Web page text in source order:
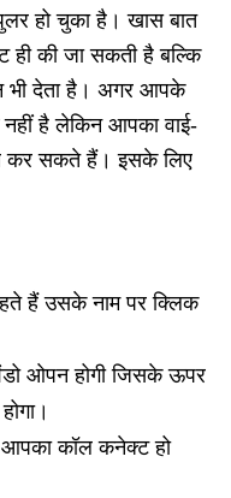
हो चुका है। खास बात
की जा सकती है बल्कि
भी देता है। अगर आपके
नहीं है लेकिन आपका वाई-
कर सकते हैं। इसके लिए
हैं उसके नाम पर क्लिक
ओपन होगी जिसके ऊपर
कॉल कनेक्ट हो